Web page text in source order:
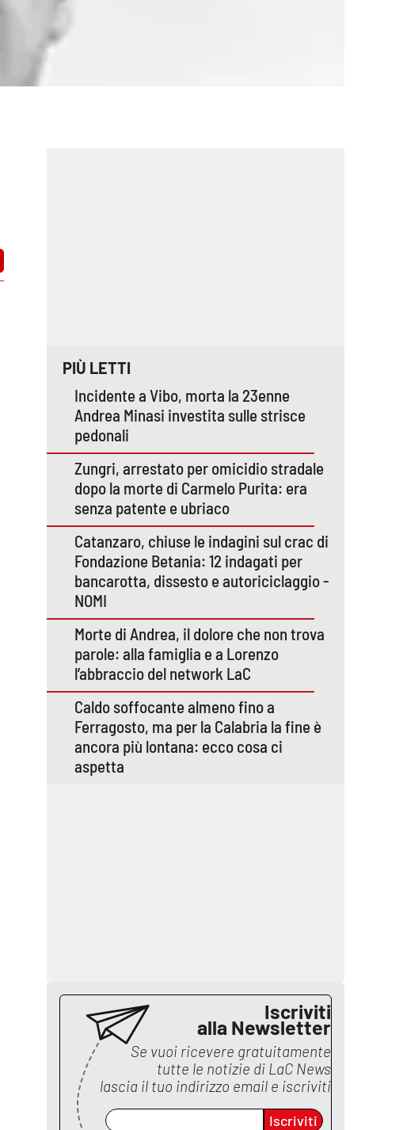
PIÙ LETTI
Incidente a Vibo, morta la 23enne
Andrea Minasi investita sulle strisce
pedonali
Zungri, arrestato per omicidio stradale
dopo la morte di Carmelo Purita: era
senza patente e ubriaco
Catanzaro, chiuse le indagini sul crac di
Fondazione Betania: 12 indagati per
bancarotta, dissesto e autoriciclaggio -
NOMI
Morte di Andrea, il dolore che non trova
parole: alla famiglia e a Lorenzo
l’abbraccio del network LaC
Caldo soffocante almeno fino a
Ferragosto, ma per la Calabria la fine è
ancora più lontana: ecco cosa ci
aspetta
Iscriviti
alla Newsletter
Se vuoi ricevere gratuitamente
tutte le notizie di LaC News
lascia il tuo indirizzo email e iscriviti
Iscriviti